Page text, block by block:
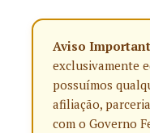
Aviso
exclusivamente
possuímos
afiliação,
com o Governo